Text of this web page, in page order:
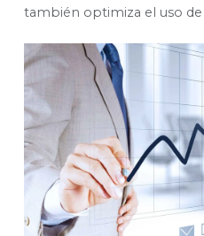
también optimiza el uso de